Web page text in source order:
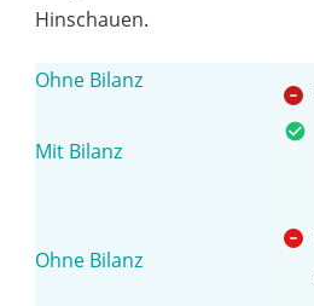
Hinschauen.